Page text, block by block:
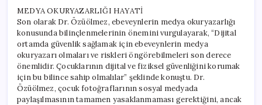
MEDYA OKURYAZARLIĞI HAYATİ
Son olarak Dr. Özüölmez, ebeveynlerin medya okuryazarlığı
konusunda bilinçlenmelerinin önemini vurgulayarak, “Dijital
ortamda güvenlik sağlamak için ebeveynlerin medya
okuryazarı olmaları ve riskleri öngörebilmeleri son derece
önemlidir. Çocuklarının dijital ve fiziksel güvenliğini korumak
için bu bilince sahip olmalılar” şeklinde konuştu. Dr.
Özüölmez, çocuk fotoğraflarının sosyal medyada
paylaşılmasının tamamen yasaklanmaması gerektiğini, ancak